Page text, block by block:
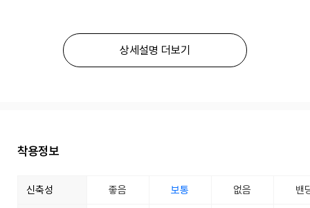
상세설명 더보기
착용정보
신축성 좋음 보통 없음 밴